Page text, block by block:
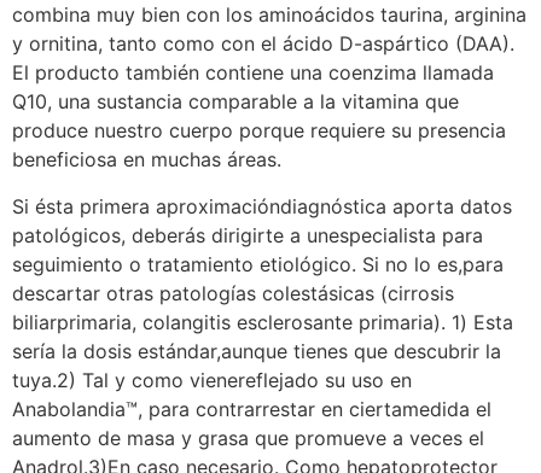
combina muy bien con los aminoácidos taurina, arginina
y ornitina, tanto como con el ácido D-aspártico (DAA).
El producto también contiene una coenzima llamada
Q10, una sustancia comparable a la vitamina que
produce nuestro cuerpo porque requiere su presencia
beneficiosa en muchas áreas.
Si ésta primera aproximacióndiagnóstica aporta datos
patológicos, deberás dirigirte a unespecialista para
seguimiento o tratamiento etiológico. Si no lo es,para
descartar otras patologías colestásicas (cirrosis
biliarprimaria, colangitis esclerosante primaria). 1) Esta
sería la dosis estándar,aunque tienes que descubrir la
tuya.2) Tal y como vienereflejado su uso en
Anabolandia™, para contrarrestar en ciertamedida el
aumento de masa y grasa que promueve a veces el
Anadrol.3)En caso necesario. Como hepatoprotector